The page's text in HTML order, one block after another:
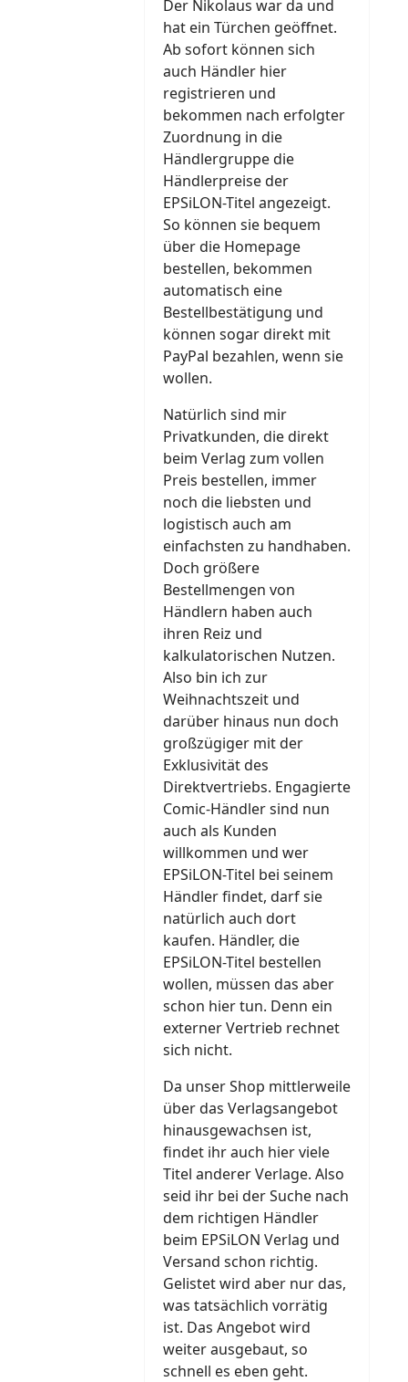
Der Nikolaus war da und
hat ein Türchen geöffnet.
Ab sofort können sich
auch Händler hier
registrieren und
bekommen nach erfolgter
Zuordnung in die
Händlergruppe die
Händlerpreise der
EPSiLON-Titel angezeigt.
So können sie bequem
über die Homepage
bestellen, bekommen
automatisch eine
Bestellbestätigung und
können sogar direkt mit
PayPal bezahlen, wenn sie
wollen.
Natürlich sind mir
Privatkunden, die direkt
beim Verlag zum vollen
Preis bestellen, immer
noch die liebsten und
logistisch auch am
einfachsten zu handhaben.
Doch größere
Bestellmengen von
Händlern haben auch
ihren Reiz und
kalkulatorischen Nutzen.
Also bin ich zur
Weihnachtszeit und
darüber hinaus nun doch
großzügiger mit der
Exklusivität des
Direktvertriebs. Engagierte
Comic-Händler sind nun
auch als Kunden
willkommen und wer
EPSiLON-Titel bei seinem
Händler findet, darf sie
natürlich auch dort
kaufen. Händler, die
EPSiLON-Titel bestellen
wollen, müssen das aber
schon hier tun. Denn ein
externer Vertrieb rechnet
sich nicht.
Da unser Shop mittlerweile
über das Verlagsangebot
hinausgewachsen ist,
findet ihr auch hier viele
Titel anderer Verlage. Also
seid ihr bei der Suche nach
dem richtigen Händler
beim EPSiLON Verlag und
Versand schon richtig.
Gelistet wird aber nur das,
was tatsächlich vorrätig
ist. Das Angebot wird
weiter ausgebaut, so
schnell es eben geht.